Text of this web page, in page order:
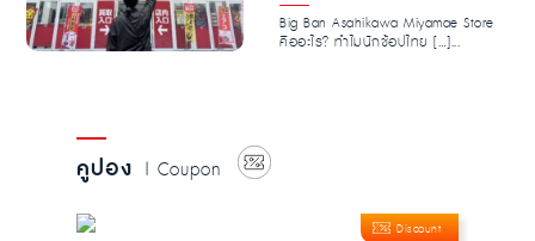
Big Ban Asahikawa Miyamae Store
คืออะไร? ทำไมนักช้อปไทย […]...
คูปอง | Coupon
Discount